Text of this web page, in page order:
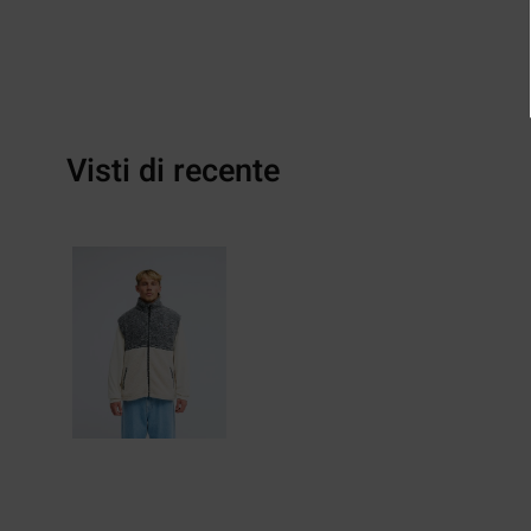
Visti di recente